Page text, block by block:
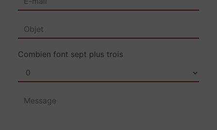
Combien font sept plus trois